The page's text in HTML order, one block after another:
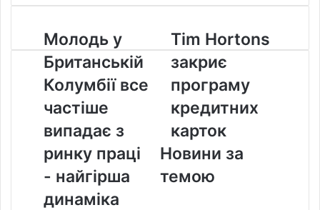
Молодь
у
Британській
Колумбії
все
частіше
з
ринку
найгірша
Молодь у
Британській
Колумбії все
частіше
випадає з
ринку праці
- найгірша
динаміка
Tim
Hortons
закриє
програму
кредитних
карток
Tim Hortons
закриє
програму
кредитних
карток
Новини за
темою